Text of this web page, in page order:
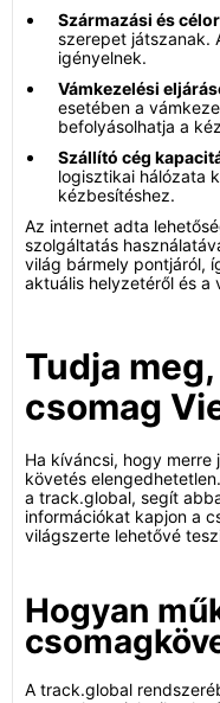
Származási és
szerepet játszanak.
igényelnek.
Vámkezelési
esetében a
befolyásolhatja a
Szállító cég
logisztikai hálózata
kézbesítéshez.
Az internet adta
szolgáltatás
világ bármely pontjáról,
aktuális helyzetéről és a
Tudja
csomag
Ha kíváncsi, hogy
követés
a track.global, segít
információkat kapjon a
világszerte lehetővé
Hogyan
A track.global